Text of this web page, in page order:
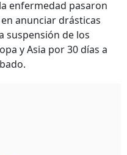
enfermedad pasaron
anunciar drásticas
suspensión de los
y Asia por 30 días a